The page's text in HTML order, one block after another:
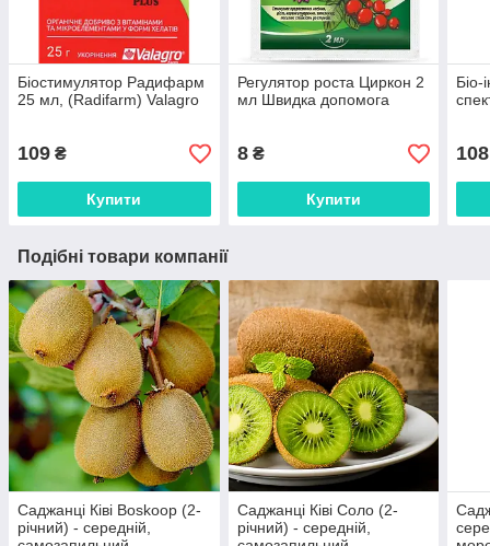
Біостимулятор Радифарм
25 мл, (Radifarm) Valagro
109 ₴
Купити
Регулятор роста Циркон 2
мл Швидка допомога
8₴
Купити
Біо-
108
Подібні товари компанії
Саджанці Ківі Boskoop (2-
річний) - середній,
Саджанці Ківі Соло (2-
річний) - середній,